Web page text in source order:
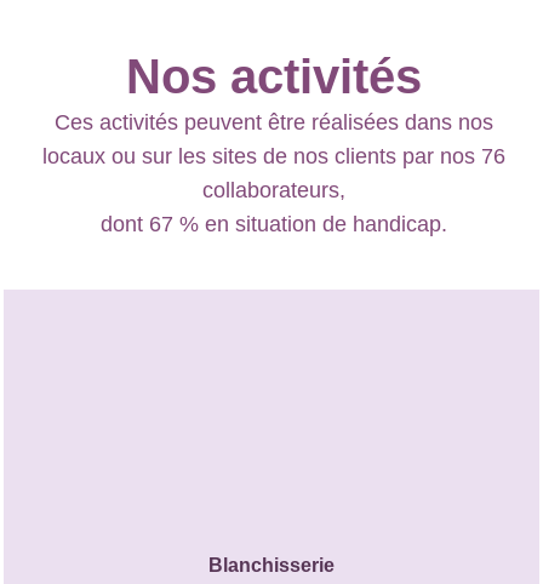
Nos activités
Ces activités peuvent être réalisées dans nos
locaux ou sur les sites de nos clients par nos 76
collaborateurs,
dont 67 % en situation de handicap.
Blanchisserie